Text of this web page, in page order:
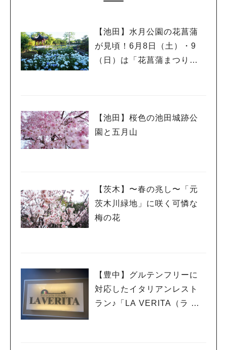
【池田】水月公園の花菖蒲
が見頃！6月8日（土）・9
（日）は「花菖蒲まつり」
【池田】桜色の池田城跡公
園と五月山
【茨木】〜春の兆し〜「元
茨木川緑地」に咲く可憐な
梅の花
【豊中】グルテンフリーに
対応したイタリアンレスト
ラン♪「LA VERITA（ラ ヴ